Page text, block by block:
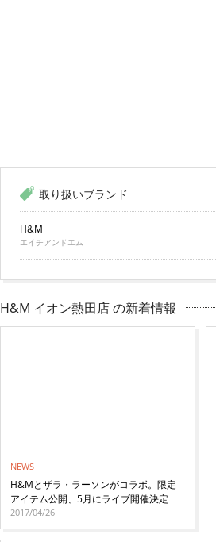
取り扱いブランド
H&M
エイチアンドエム
H&M イオン熱田店 の新着情報
NEWS
H&Mとザラ・ラーソンがコラボ。限定
アイテム公開、5月にライブ開催決定
2017/04/26